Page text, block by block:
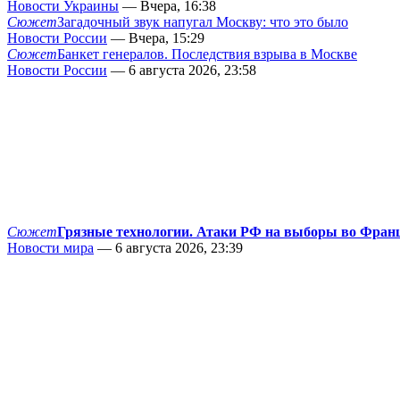
Новости Украины — Вчера, 16:38
СюжетЗагадочный звук напугал Москву: что это было
Новости России — Вчера, 15:29
СюжетБанкет генералов. Последствия взрыва в Москве
Новости России — 6 августа 2026, 23:58
СюжетГрязные технологии. Атаки РФ на выборы во
Новости мира — 6 августа 2026, 23:39